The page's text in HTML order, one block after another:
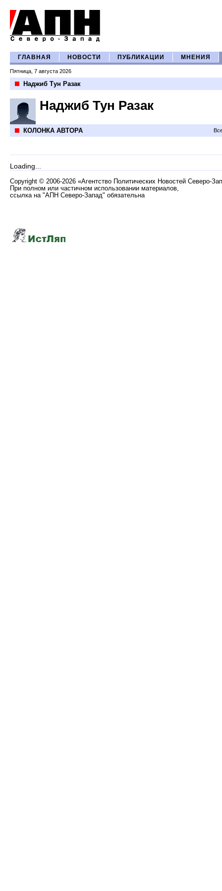
ГЛАВНАЯ НОВОСТИ ПУБЛИКАЦИИ МНЕНИЯ
Пятница, 7 августа 2026
Наджиб Тун Разак
Наджиб Тун Разак
КОЛОНКА АВТОРА
Loading...
Copyright © 2006-2026 «Агентство Политических Новостей Северо-
При полном или частичном использовании материалов,
ссылка на "АПН Северо-Запад" обязательна